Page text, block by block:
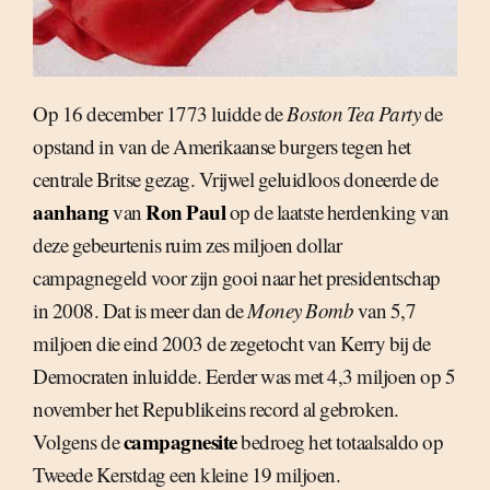
Op 16 december 1773 luidde deBoston Tea Partyde
opstand in van de Amerikaanse burgers tegen het
centrale Britse gezag. Vrijwel geluidloos doneerde de
aanhangvanRon Paulop de laatste herdenking van
deze gebeurtenis ruim zes miljoen dollar
campagnegeld voor zijn gooi naar het presidentschap
in 2008. Dat is meer dan deMoney Bombvan 5,7
miljoen die eind 2003 de zegetocht van Kerry bij de
Democraten inluidde. Eerder was met 4,3 miljoen op 5
november het Republikeins record al gebroken.
Volgens decampagnesitebedroeg het totaalsaldo op
Tweede Kerstdag een kleine 19 miljoen.